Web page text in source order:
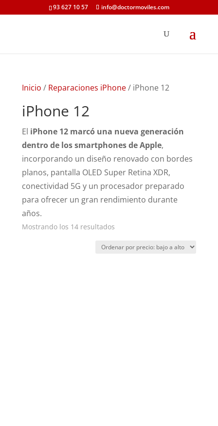
93 627 10 57 info@doctormoviles.com
Inicio / Reparaciones iPhone/ iPhone 12
iPhone 12
El iPhone 12 marcó una nueva generación
dentro de los smartphones de Apple,
incorporando un diseño renovado con bordes
planos, pantalla OLED Super Retina XDR,
conectividad 5G y un procesador preparado
para ofrecer un gran rendimiento durante
años.
Mostrando los 14 resultadosOrdenado
precio: